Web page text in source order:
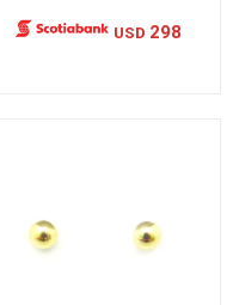
USD 298